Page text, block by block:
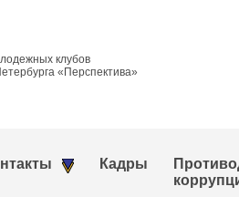
клубов
«Перспектива»
Кадры